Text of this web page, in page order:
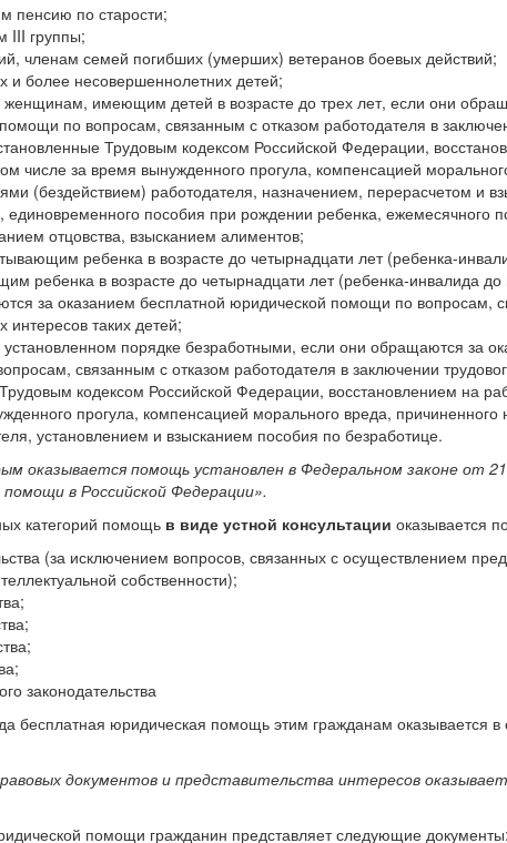
пенсию по старости;
III группы;
членам семей погибших (умерших) ветеранов боевых действий;
более несовершеннолетних детей;
имеющим детей в возрасте до трех лет, если они
по во­просам, связанным с отказом работодателя в
Трудовым кодексом Российской Феде­рации,
числе за время вынужденного прогула, компенсацией
(бездействием) работодателя, назначением, перерасчетом и
пособия при рождении ребенка, ежемесячного
отцовства, взысканием алиментов;
ребенка в возрасте до четырнадцати лет (ребенка-
ребен­ка в возрасте до четырнадцати лет (ребенка-инвалида до
за оказанием бесплатной юридической помощи по вопросам,
интересов таких детей;
порядке безработными, если они об­ращаются за
связанным с отказом работодателя в заключении
кодексом Российской Федерации, восстановлением на
прогула, ком­пенсацией морального вреда,
установлением и взысканием пособия по безработице.
оказывается помощь установлен в Феде­ральном законе от
в Российской Федерации».
категорий помощь в виде устной консультации оказывается
(за исключением вопросов, связанных с осу­ществлением
соб­ственности);
законодательства
бесплатная юридическая помощь этим гражданам оказывается
документов и представительства ин­тересов
помощи гражданин представляет следующие документы: